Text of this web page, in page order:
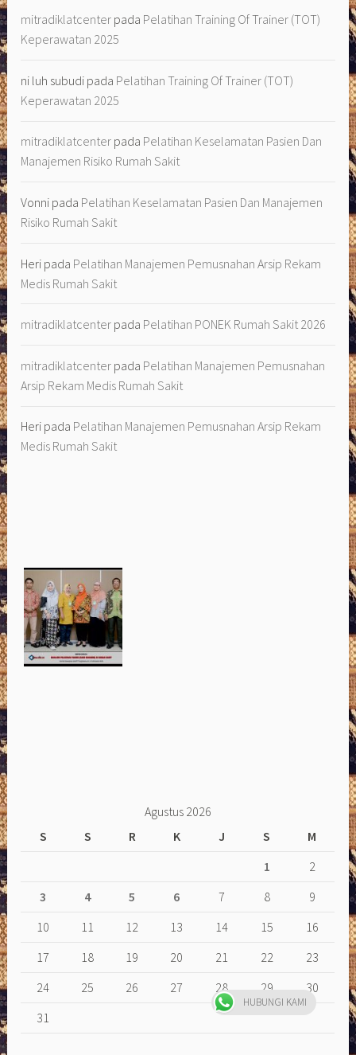
mitradiklatcenter pada Pelatihan Training Of Trainer (TOT)
Keperawatan 2025
ni luh subudi pada Pelatihan Training Of Trainer (TOT)
Keperawatan 2025
mitradiklatcenter pada Pelatihan Keselamatan Pasien Dan
Manajemen Risiko Rumah Sakit
Vonni pada Pelatihan Keselamatan Pasien Dan Manajemen
Risiko Rumah Sakit
Heri pada Pelatihan Manajemen Pemusnahan Arsip Rekam
Medis Rumah Sakit
mitradiklatcenter pada Pelatihan PONEK Rumah Sakit 2026
mitradiklatcenter pada Pelatihan Manajemen Pemusnahan
Arsip Rekam Medis Rumah Sakit
Heri pada Pelatihan Manajemen Pemusnahan Arsip Rekam
Medis Rumah Sakit
Agustus 2026
S
S R K J S
M
1
2
3
4 5 6 7 8
9
10
11 12 13 14 15
16
17
18 19 20 21 22
23
24
25 26 27 28 29
30
31
HUBUNGI KAMI